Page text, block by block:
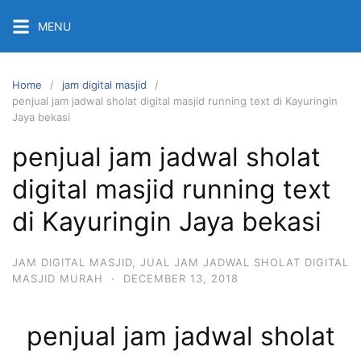
content
MENU
Home
jam digital masjid
penjual jam jadwal sholat digital masjid running text di Kayuringin
Jaya bekasi
penjual jam jadwal sholat
digital masjid running text
di Kayuringin Jaya bekasi
JAM DIGITAL MASJID
JUAL JAM JADWAL SHOLAT DIGITAL
MASJID MURAH
· DECEMBER 13, 2018
penjual jam jadwal sholat